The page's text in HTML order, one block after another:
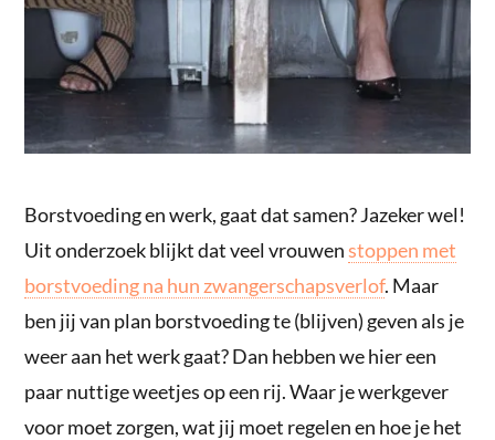
Borstvoeding en werk, gaat dat samen? Jazeker wel!
Uit onderzoek blijkt dat veel vrouwenstoppen met
borstvoeding na hun zwangerschapsverlof. Maar
ben jij van plan borstvoeding te (blijven) geven als je
weer aan het werk gaat? Dan hebben we hier een
paar nuttige weetjes op een rij. Waar je werkgever
voor moet zorgen, wat jij moet regelen en hoe je het